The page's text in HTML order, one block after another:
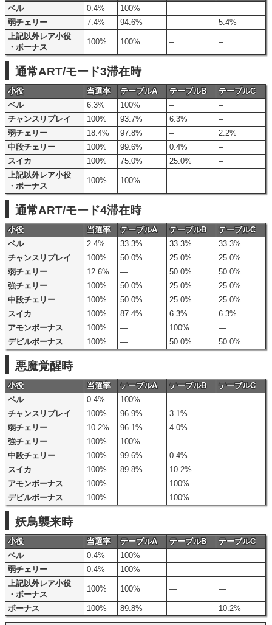
ベル
0.4% 100% –
–
弱チェリー
7.4% 94.6% –
5.4%
上記以外レア小役
・ボーナス
100% 100% – –
通常ART/モード3滞在時
小役 当選率 テーブルA テーブルB
テーブルC
ベル
6.3% 100% –
–
チャンスリプレイ
100% 93.7% 6.3%
–
弱チェリー
18.4% 97.8% –
2.2%
中段チェリー
100% 99.6% 0.4%
–
スイカ
100% 75.0% 25.0%
–
上記以外レア小役
・ボーナス
100% 100% – –
通常ART/モード4滞在時
小役 当選率 テーブルA テーブルB
テーブルC
ベル
2.4% 33.3% 33.3%
33.3%
チャンスリプレイ
100% 50.0% 25.0%
25.0%
弱チェリー
12.6% ― 50.0%
50.0%
強チェリー
100% 50.0% 25.0%
25.0%
中段チェリー
100% 50.0% 25.0%
25.0%
スイカ
100% 87.4% 6.3%
6.3%
アモンボーナス
100% ― 100%
―
デビルボーナス
100% ― 50.0% 50.0%
悪魔覚醒時
小役 当選率 テーブルA テーブルB
テーブルC
ベル
0.4% 100% ―
―
チャンスリプレイ
100% 96.9% 3.1%
―
弱チェリー
10.2% 96.1% 4.0%
―
強チェリー
100% 100% ―
―
中段チェリー
100% 99.6% 0.4%
―
スイカ
100% 89.8% 10.2%
―
アモンボーナス
100% ― 100%
―
デビルボーナス
100% ― 100% ―
妖鳥襲来時
小役 当選率 テーブルA テーブルB
テーブルC
ベル
0.4% 100% ―
―
弱チェリー
0.4% 100% ―
―
上記以外レア小役
・ボーナス
100% 100% ― ―
ボーナス 100% 89.8% ― 10.2%